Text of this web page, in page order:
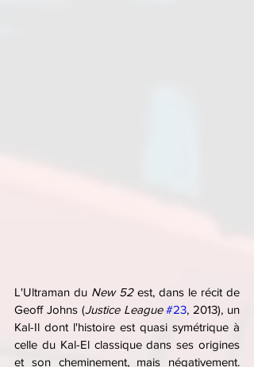
L'Ultraman du New 52 est, dans le récit de
Geoff Johns (Justice League #23, 2013), un
Kal-Il dont l'histoire est quasi symétrique à
celle du Kal-El classique dans ses origines
et son cheminement, mais négativement.